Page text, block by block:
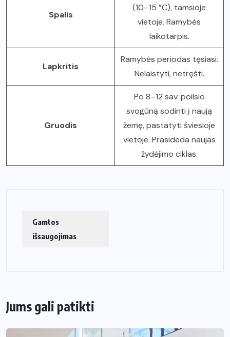
Spalis
(10–15 °C), tamsioje
vietoje. Ramybės
laikotarpis.
Lapkritis
Ramybės periodas tęsiasi.
Nelaistyti, netręšti.
Gruodis
Po 8–12 sav. poilsio
svogūną sodinti į naują
žemę, pastatyti šviesioje
vietoje. Prasideda naujas
žydėjimo ciklas.
Gamtos
išsaugojimas
Jums gali patikti